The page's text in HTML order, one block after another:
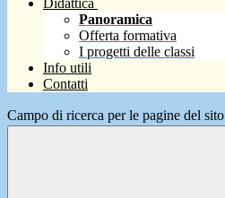
Didattica
Panoramica
Offerta formativa
I progetti delle classi
Info utili
Contatti
Campo di ricerca per le pagine del sito